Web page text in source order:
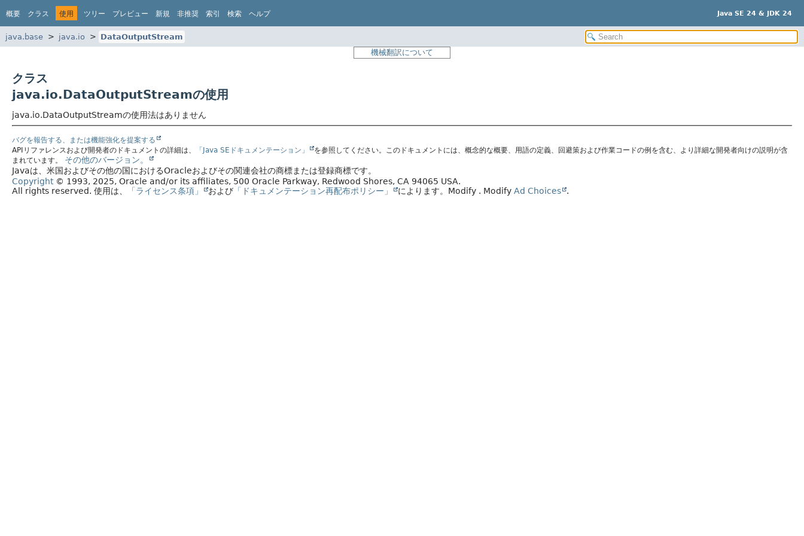
概要 クラス 使用 ツリー プレビュー 新規 非推奨 索引 検索 ヘルプ Java SE 24 & JDK 24
java.base java.io
DataOutputStream
機械翻訳について
クラス
java.io.DataOutputStreamの使用
java.io.DataOutputStreamの使用法はありません
バグを報告する、または機能強化を提案する
APIリファレンスおよび開発者のドキュメントの詳細は、
「Java SEドキュメンテーション」
を参照してください。このドキュメントには、概念的な概要、用語の定義、回避策および作業コードの例を含む、より詳細な開発者向けの説明が含
まれています。
その他のバージョン。
Javaは、米国およびその他の国におけるOracleおよびその関連会社の商標または登録商標です。
Copyright© 1993, 2025, Oracle and/or its affiliates, 500 Oracle Parkway, Redwood Shores, CA 94065 USA.
All rights reserved. 使用は、 「ライセンス条項」 および 「ドキュメンテーション再配布ポリシー」 によります。 Modify . Modify Ad Choices .